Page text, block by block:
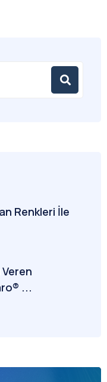
Renkleri İle
Veren
...